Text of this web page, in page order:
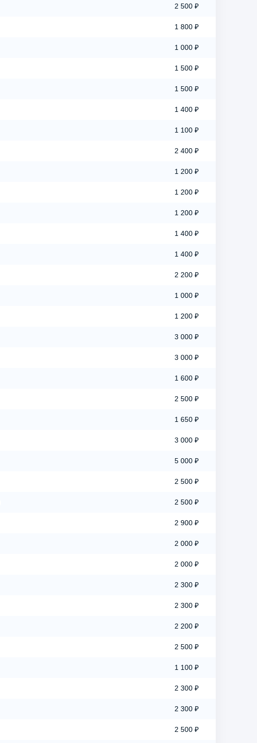
2 500 ₽
1 800 ₽
1 000 ₽
1 500 ₽
1 500 ₽
1 400 ₽
1 100 ₽
2 400 ₽
1 200 ₽
1 200 ₽
1 200 ₽
1 400 ₽
1 400 ₽
2 200 ₽
1 000 ₽
1 200 ₽
3 000 ₽
3 000 ₽
1 600 ₽
2 500 ₽
1 650 ₽
3 000 ₽
5 000 ₽
2 500 ₽
2 500 ₽
2 900 ₽
2 000 ₽
2 000 ₽
2 300 ₽
2 300 ₽
2 200 ₽
2 500 ₽
1 100 ₽
2 300 ₽
2 300 ₽
2 500 ₽